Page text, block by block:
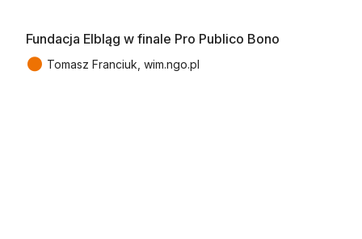
Fundacja Elbląg w finale Pro Publico Bono
● Tomasz Franciuk, wim.ngo.pl